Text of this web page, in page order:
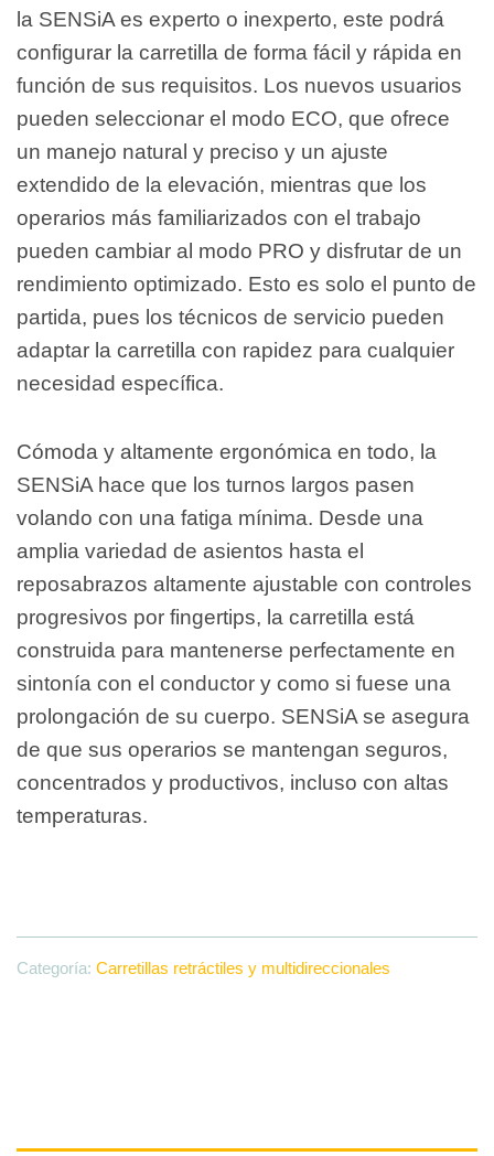
la SENSiA es experto o inexperto, este podrá
configurar la carretilla de forma fácil y rápida en
función de sus requisitos. Los nuevos usuarios
pueden seleccionar el modo ECO, que ofrece
un manejo natural y preciso y un ajuste
extendido de la elevación, mientras que los
operarios más familiarizados con el trabajo
pueden cambiar al modo PRO y disfrutar de un
rendimiento optimizado. Esto es solo el punto de
partida, pues los técnicos de servicio pueden
adaptar la carretilla con rapidez para cualquier
necesidad específica.
Cómoda y altamente ergonómica en todo, la
SENSiA hace que los turnos largos pasen
volando con una fatiga mínima. Desde una
amplia variedad de asientos hasta el
reposabrazos altamente ajustable con controles
progresivos por fingertips, la carretilla está
construida para mantenerse perfectamente en
sintonía con el conductor y como si fuese una
prolongación de su cuerpo. SENSiA se asegura
de que sus operarios se mantengan seguros,
concentrados y productivos, incluso con altas
temperaturas.
Categoría: Carretillas retráctiles y multidireccionales